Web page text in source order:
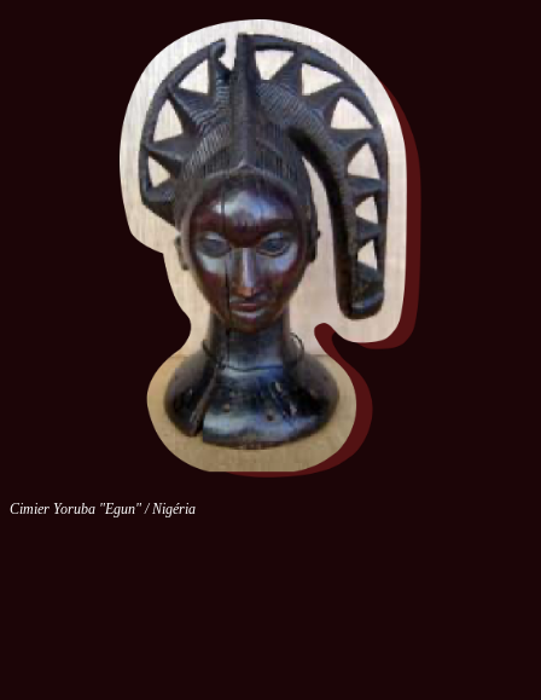
Cimier Yoruba "Egun" / Nigéria